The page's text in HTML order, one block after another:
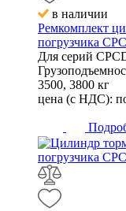
в наличии
Ремкомплект
погрузчика
Для серий
3500, 3800 кг
цена (с НДС):